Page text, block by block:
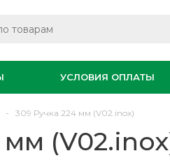
УСЛОВИЯ ОПЛАТЫ
- 309 Ручка 224 мм (V02.inox)